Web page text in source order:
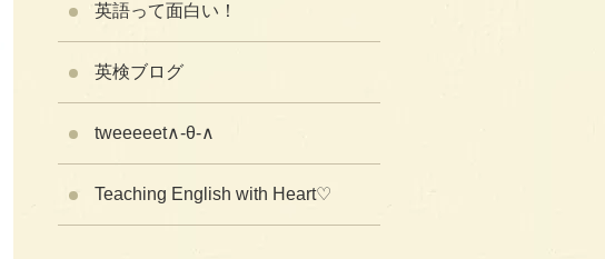
英語って面白い！
英検ブログ
tweeeeet∧-θ-∧
Teaching English with Heart♡